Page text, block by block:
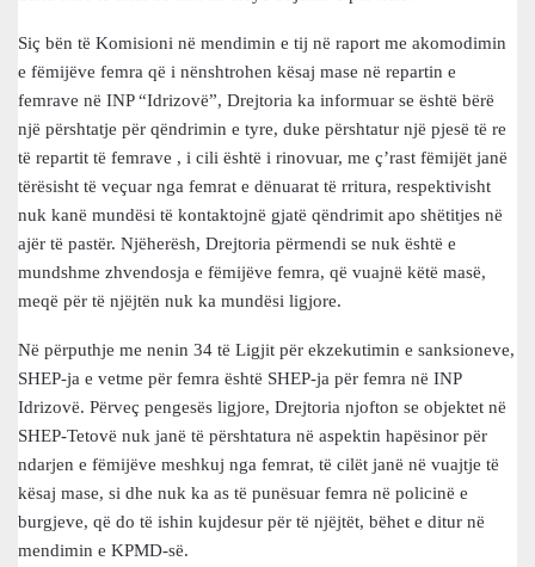
Siç bën të Komisioni në mendimin e tij në raport me akomodimin
e fëmijëve femra që i nënshtrohen kësaj mase në repartin e
femrave në INP “Idrizovë”, Drejtoria ka informuar se është bërë
një përshtatje për qëndrimin e tyre, duke përshtatur një pjesë të re
të repartit të femrave , i cili është i rinovuar, me ç’rast fëmijët janë
tërësisht të veçuar nga femrat e dënuarat të rritura, respektivisht
nuk kanë mundësi të kontaktojnë gjatë qëndrimit apo shëtitjes në
ajër të pastër. Njëherësh, Drejtoria përmendi se nuk është e
mundshme zhvendosja e fëmijëve femra, që vuajnë këtë masë,
meqë për të njëjtën nuk ka mundësi ligjore.
Në përputhje me nenin 34 të Ligjit për ekzekutimin e sanksioneve,
SHEP-ja e vetme për femra është SHEP-ja për femra në INP
Idrizovë. Përveç pengesës ligjore, Drejtoria njofton se objektet në
SHEP-Tetovë nuk janë të përshtatura në aspektin hapësinor për
ndarjen e fëmijëve meshkuj nga femrat, të cilët janë në vuajtje të
kësaj mase, si dhe nuk ka as të punësuar femra në policinë e
burgjeve, që do të ishin kujdesur për të njëjtët, bëhet e ditur në
mendimin e KPMD-së.